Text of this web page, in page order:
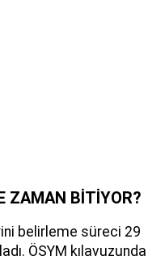
ZAMAN BİTİYOR?
belirleme süreci 29
ÖSYM kılavuzunda